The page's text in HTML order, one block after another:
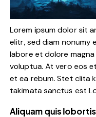
Lorem ipsum dolor sit
elitr, sed diam nonumy
labore et dolore
voluptua. At vero eos
et ea rebum. Stet clita
takimata sanctus est
Aliquam quis